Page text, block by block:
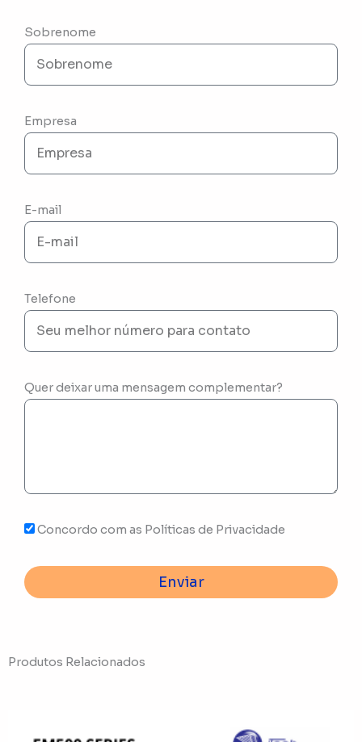
Sobrenome
Empresa
E-mail
Telefone
Quer deixar uma mensagem complementar?
Concordo com as Políticas de Privacidade
Enviar
Produtos Relacionados